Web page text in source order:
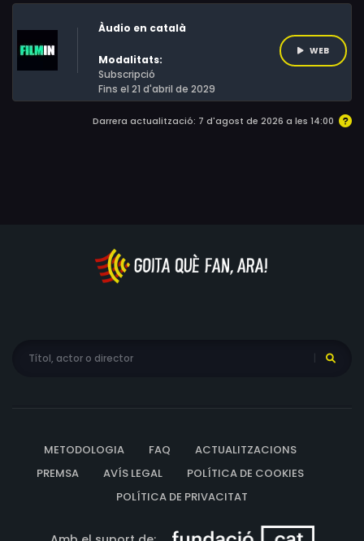
en residències de la gent gran. El dia del seu aniversari
coincideix en un restaurant amb la Diana, una jove
model que s'està obrint camí, però que se sent sola i
perduda. La connexió inesperada que neix entre tots
dos, fruit de la casualitat, els permet compartir les
seves inquietuds i pors, i experimentar l'alegria.
Àudio en català
Modalitats:
Subscripció
Fins el 21 d'abril de 2029
WEB
Darrera actualització: 7 d'agost de 2026 a les 14:00
METODOLOGIA FAQ
ACTUALITZACIONS
PREMSA
AVÍS LEGAL
POLÍTICA DE COOKIES
POLÍTICA DE PRIVACITAT